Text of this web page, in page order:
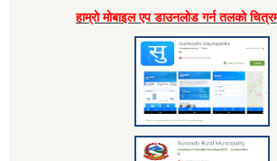
हाम्राे माेबाइल एप डाउनलाेड गर्न तलकाे